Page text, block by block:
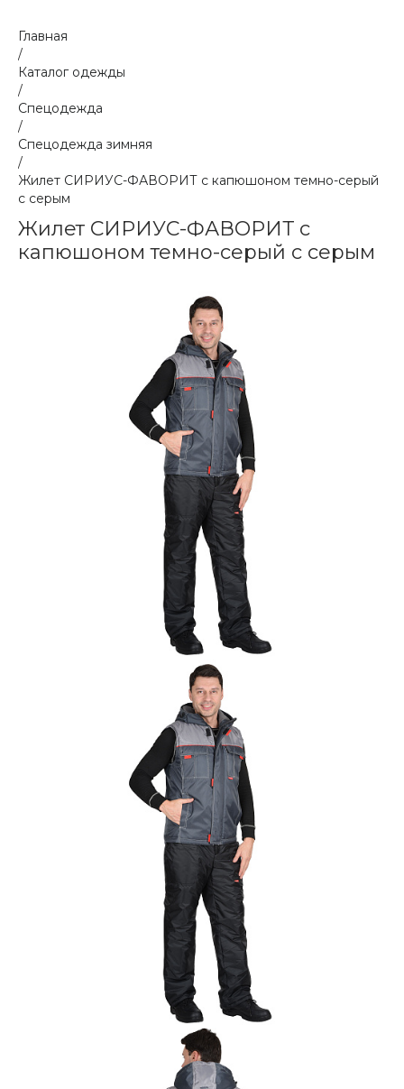
Главная
/
Каталог одежды
/
Спецодежда
/
Спецодежда зимняя
/
Жилет СИРИУС-ФАВОРИТ с капюшоном темно-серый
с серым
Жилет СИРИУС-ФАВОРИТ с
капюшоном темно-серый с серым